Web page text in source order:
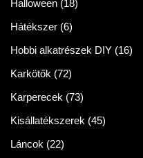
Halloween (18)
Hátékszer (6)
Hobbi alkatrészek DIY (16)
Karkötők (72)
Karperecek (73)
Kisállatékszerek (45)
Láncok (22)